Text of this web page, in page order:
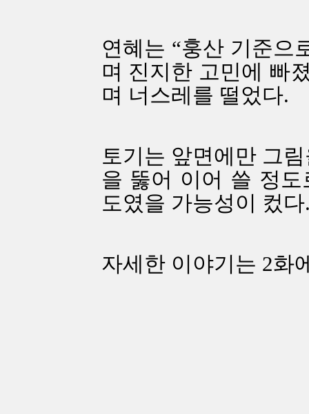
연혜는 “훙산 기준으
며 진지한 고민에 빠
며 너스레를 떨었다.
토기는 앞면에만 그
을 뚫어 이어 쓸 정
도였을 가능성이 컸다
자세한 이야기는 2화